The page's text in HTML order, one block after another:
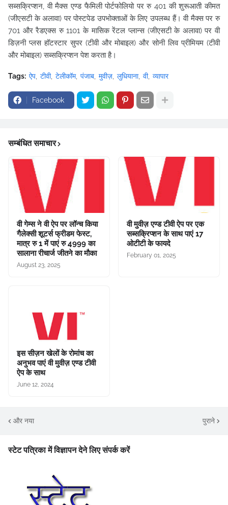
सब्सक्रिप्शन, वी मैक्स एण्ड फैमिली पोर्टफोलियो पर रु 401 की शुरूआती कीमत
(जीएसटी के अलावा) पर पोस्टपेड उपभोक्ताओं के लिए उपलब्ध हैं। वी मैक्स पर रु
701 और रैडएक्स रु 1101 के मासिक रेंटल प्लान्स (जीएसटी के अलावा) पर वी
डिज़नी प्लस हॉटस्टार सुपर (टीवी और मोबाइल) और सोनी लिव प्रीमियम (टीवी
और मोबाइल) सब्सक्रिप्शन पेश करता है।
Tags: ऐप टीवी टेलीकॉम पंजाब मुवीज़ लुधियाना वी व्यापार
Facebook
सम्बंधित समाचार
वी गेम्स ने वी ऐप पर लॉन्च किया
गैलेक्सी शूटर्स फ्रीडम फेस्ट,
मात्र रु 1 में पाएं रु 4999 का
सालाना रीचार्ज जीतने का मौका
August 23, 2025
वी मुवीज़ एण्ड टीवी ऐप पर एक
सब्सक्रिप्शन के साथ पाएं 17
ओटीटी के फायदे
February 01, 2025
इस सीज़न खेलों के रोमांच का
अनुभव पाएं वी मुवीज़ एण्ड टीवी
ऐप के साथ
June 12, 2024
और नया पुराने
स्टेट पत्रिका में विज्ञापन देने लिए संपर्क करें